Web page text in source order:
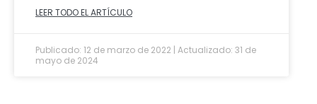
LEER TODO EL ARTÍCULO
Publicado: 12 de marzo de 2022 | Actualizado: 31 de
mayo de 2024